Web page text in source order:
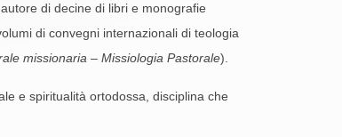
autore di decine di libri e monografie
di convegni internazionali di teologia
missionaria – Missiologia Pastorale).
e spiritualità ortodossa, disciplina che